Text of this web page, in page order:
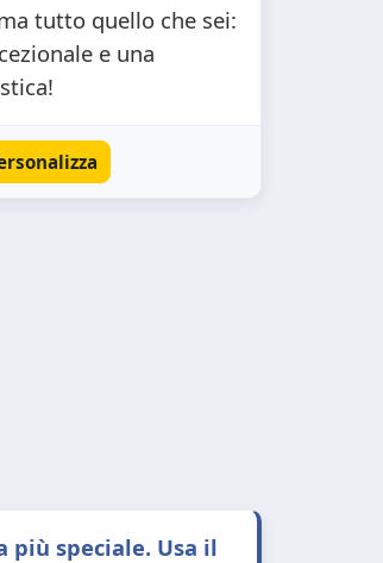
tutto quello che sei:
e una
più speciale. Usa il